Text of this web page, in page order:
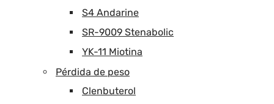
S4 Andarine
SR-9009 Stenabolic
YK-11 Miotina
Pérdida de peso
Clenbuterol